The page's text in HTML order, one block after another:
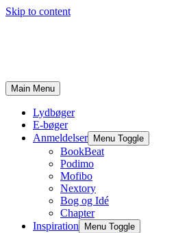
Skip to content
Main Menu
Lydbøger
E-bøger
Anmeldelser
Menu Toggle
BookBeat
Podimo
Mofibo
Nextory
Bog og Idé
Chapter
Inspiration
Menu Toggle